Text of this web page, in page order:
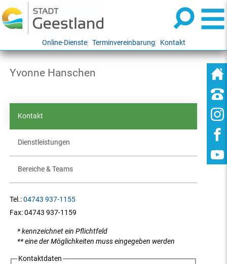
Online-Dienste Terminvereinbarung Kontakt
Yvonne Hanschen
Kontakt
Dienstleistungen
Bereiche & Teams
Tel.:04743 937-1155
Fax:04743 937-1159
* kennzeichnet ein Pflichtfeld
** eine der Möglichkeiten muss eingegeben werden
Kontaktdaten